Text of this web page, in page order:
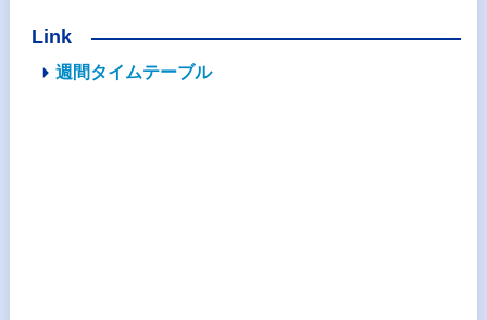
Link
週間タイムテーブル